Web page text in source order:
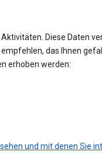
Diese Daten
das Ihnen
erhoben werden:
und mit denen Sie